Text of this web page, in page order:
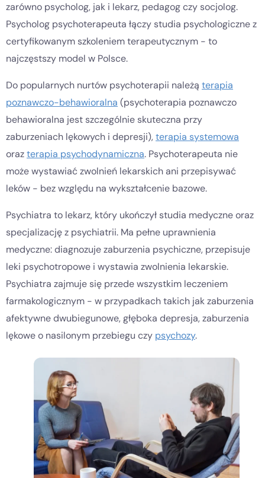
zarówno psycholog, jak i lekarz, pedagog czy socjolog.
Psycholog psychoterapeuta łączy studia psychologiczne z
certyfikowanym szkoleniem terapeutycznym - to
najczęstszy model w Polsce.
Do popularnych nurtów psychoterapii należą terapia
poznawczo-behawioralna (psychoterapia poznawczo
behawioralna jest szczególnie skuteczna przy
zaburzeniach lękowych i depresji),terapia systemowa
orazterapia psychodynamiczna. Psychoterapeuta nie
może wystawiać zwolnień lekarskich ani przepisywać
leków - bez względu na wykształcenie bazowe.
Psychiatra to lekarz, który ukończył studia medyczne oraz
specjalizację z psychiatrii. Ma pełne uprawnienia
medyczne: diagnozuje zaburzenia psychiczne, przepisuje
leki psychotropowe i wystawia zwolnienia lekarskie.
Psychiatra zajmuje się przede wszystkim leczeniem
farmakologicznym - w przypadkach takich jak zaburzenia
afektywne dwubiegunowe, głęboka depresja, zaburzenia
lękowe o nasilonym przebiegu czy psychozy.